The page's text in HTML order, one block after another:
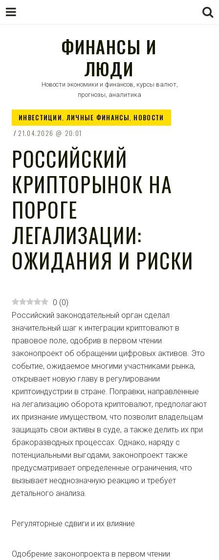
ФИНАНСЫ И
ЛЮДИ
Новости экономики и финансов, курсы валют,
прогнозы, аналитика
ИНВЕСТИЦИИ, ЛИЧНЫЕ ФИНАНСЫ, НОВОСТИ
21.04.2026
20:01
РОССИЙСКИЙ
КРИПТОРЫНОК НА
ПОРОГЕ
ЛЕГАЛИЗАЦИИ:
ОЖИДАНИЯ И РИСКИ
0 (0)
Российский законодательный орган сделал
значительный шаг к интеграции криптовалют в
правовое поле, одобрив в первом чтении
законопроект об обращении цифровых активов. Это
событие, ожидаемое многими участниками рынка,
открывает новую главу в регулировании
криптоиндустрии в стране. Поправки, направленные
на легализацию оборота криптовалют, предполагают
их признание имуществом, что позволит владельцам
защищать свои активы в суде, а также делить их при
бракоразводных процессах. Однако, наряду с
потенциальными выгодами, законопроект также
предусматривает определенные ограничения, что
вызывает неоднозначную реакцию и требует
детального анализа.
Регуляторные сдвиги и их влияние
Одобрение законопроекта в первом чтении